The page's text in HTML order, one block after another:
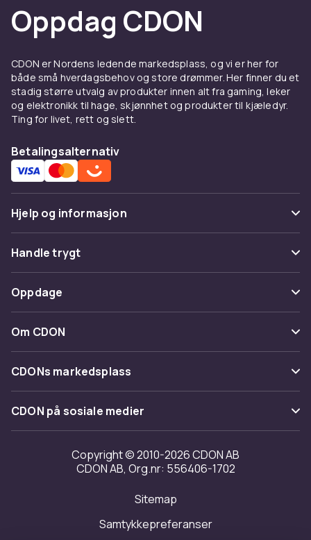
Oppdag CDON
CDON er Nordens ledende markedsplass, og vi er her for
både små hverdagsbehov og store drømmer. Her finner du et
stadig større utvalg av produkter innen alt fra gaming, leker
og elektronikk til hage, skjønnhet og produkter til kjæledyr.
Ting for livet, rett og slett.
Betalingsalternativ
Hjelp og informasjon
Vanlige spørsmål
Spor pakke
Angre & returner her
Kontakt oss
Handle trygt
Betaling
Levering
Tilbakekallinger
Oppdage
Kategorier
Varemerker
Om CDON
Om oss
Kundeanmeldelser
Jobbe på CDON
Investor relations
Tilgjengelighet
CDONs markedsplass
Merchant Help Center
CDON på sosiale medier
Copyright © 2010-2026 CDON AB
CDON AB, Org.nr: 556406-1702
Sitemap
Samtykkepreferanser